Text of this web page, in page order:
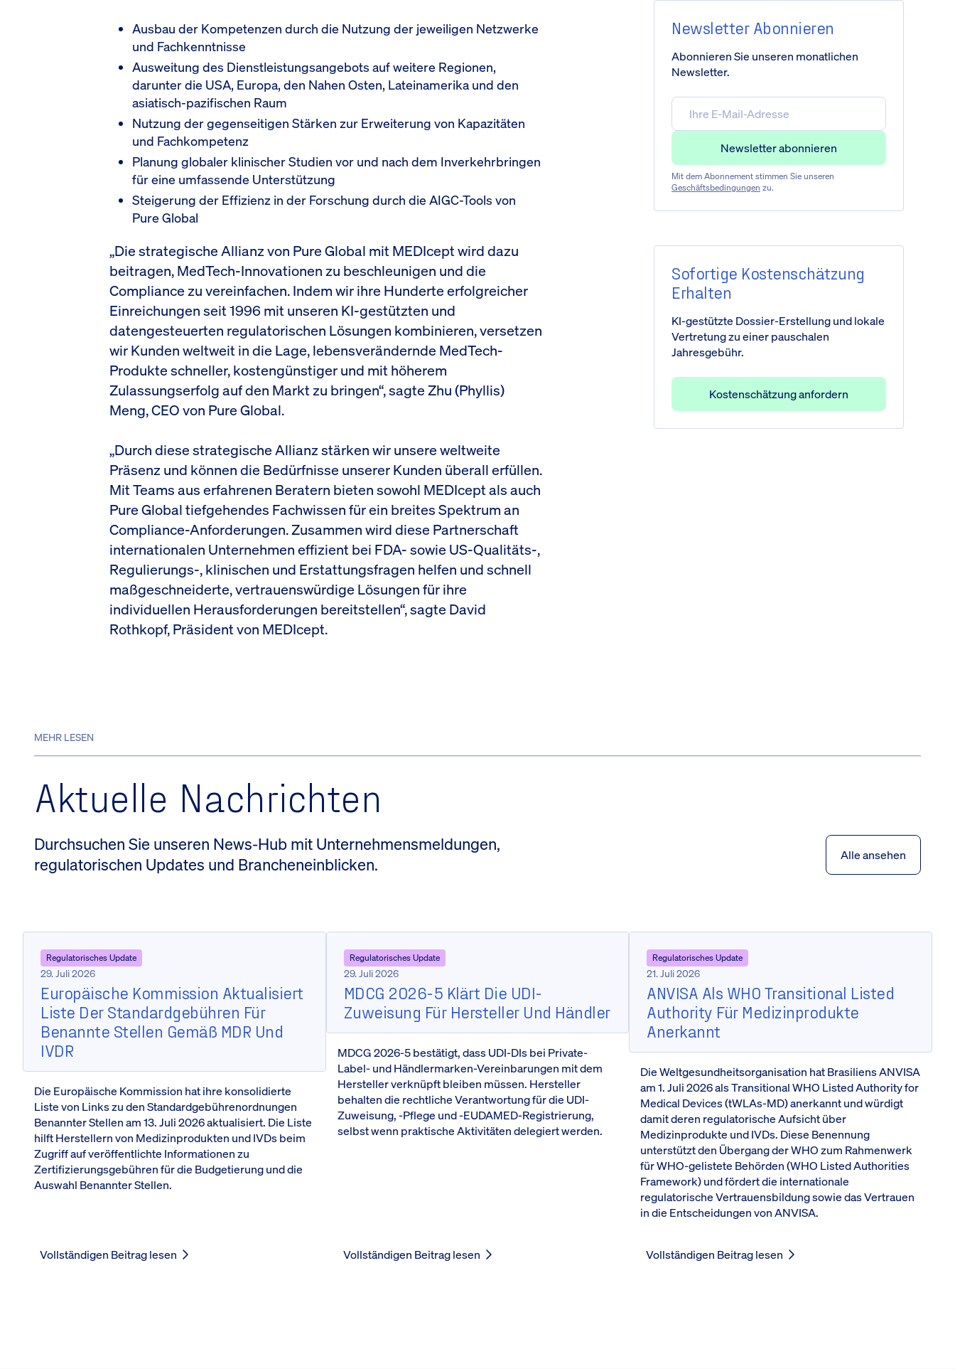
Ausbau der Kompetenzen durch die Nutzung der jeweiligen Netzwerke
und Fachkenntnisse
Ausweitung des Dienstleistungsangebots auf weitere Regionen,
darunter die USA, Europa, den Nahen Osten, Lateinamerika und den
asiatisch-pazifischen Raum
Nutzung der gegenseitigen Stärken zur Erweiterung von Kapazitäten
und Fachkompetenz
Planung globaler klinischer Studien vor und nach dem Inverkehrbringen
für eine umfassende Unterstützung
Steigerung der Effizienz in der Forschung durch die AIGC-Tools von
Pure Global
„Die strategische Allianz von Pure Global mit MEDIcept wird dazu
beitragen, MedTech-Innovationen zu beschleunigen und die
Compliance zu vereinfachen. Indem wir ihre Hunderte erfolgreicher
Einreichungen seit 1996 mit unseren KI-gestützten und
datengesteuerten regulatorischen Lösungen kombinieren, versetzen
wir Kunden weltweit in die Lage, lebensverändernde MedTech-
Produkte schneller, kostengünstiger und mit höherem
Zulassungserfolg auf den Markt zu bringen“, sagte Zhu (Phyllis)
Meng, CEO von Pure Global.
„Durch diese strategische Allianz stärken wir unsere weltweite
Präsenz und können die Bedürfnisse unserer Kunden überall erfüllen.
Mit Teams aus erfahrenen Beratern bieten sowohl MEDIcept als auch
Pure Global tiefgehendes Fachwissen für ein breites Spektrum an
Compliance-Anforderungen. Zusammen wird diese Partnerschaft
internationalen Unternehmen effizient bei FDA- sowie US-Qualitäts-,
Regulierungs-, klinischen und Erstattungsfragen helfen und schnell
maßgeschneiderte, vertrauenswürdige Lösungen für ihre
individuellen Herausforderungen bereitstellen“, sagte David
Rothkopf, Präsident von MEDIcept.
Newsletter Abonnieren
Abonnieren Sie unseren monatlichen
Newsletter.
Mit dem Abonnement stimmen Sie unseren
Geschäftsbedingungen zu.
Sofortige Kostenschätzung
Erhalten
KI-gestützte Dossier-Erstellung und lokale
Vertretung zu einer pauschalen
Jahresgebühr.
Kostenschätzung anfordern
MEHR LESEN
Aktuelle Nachrichten
Durchsuchen Sie unseren News-Hub mit Unternehmensmeldungen,
regulatorischen Updates und Brancheneinblicken.
Alle ansehen
Regulatorisches Update
29. Juli 2026
Europäische Kommission Aktualisiert
Liste Der Standardgebühren Für
Benannte Stellen Gemäß MDR Und
IVDR
Die Europäische Kommission hat ihre konsolidierte
Liste von Links zu den Standardgebührenordnungen
Benannter Stellen am 13. Juli 2026 aktualisiert. Die Liste
hilft Herstellern von Medizinprodukten und IVDs beim
Zugriff auf veröffentlichte Informationen zu
Zertifizierungsgebühren für die Budgetierung und die
Auswahl Benannter Stellen.
Vollständigen Beitrag lesen
Regulatorisches Update
29. Juli 2026
MDCG 2026-5 Klärt Die UDI-
Zuweisung Für Hersteller Und Händler
MDCG 2026-5 bestätigt, dass UDI-DIs bei Private-
Label- und Händlermarken-Vereinbarungen mit dem
Hersteller verknüpft bleiben müssen. Hersteller
behalten die rechtliche Verantwortung für die UDI-
Zuweisung, -Pflege und -EUDAMED-Registrierung,
selbst wenn praktische Aktivitäten delegiert werden.
Vollständigen Beitrag lesen
Regulatorisches Update
21. Juli 2026
ANVISA Als WHO Transitional Listed
Authority Für Medizinprodukte
Anerkannt
Die Weltgesundheitsorganisation hat Brasiliens ANVISA
am 1. Juli 2026 als Transitional WHO Listed Authority for
Medical Devices (tWLAs-MD) anerkannt und würdigt
damit deren regulatorische Aufsicht über
Medizinprodukte und IVDs. Diese Benennung
unterstützt den Übergang der WHO zum Rahmenwerk
für WHO-gelistete Behörden (WHO Listed Authorities
Framework) und fördert die internationale
regulatorische Vertrauensbildung sowie das Vertrauen
in die Entscheidungen von ANVISA.
Vollständigen Beitrag lesen